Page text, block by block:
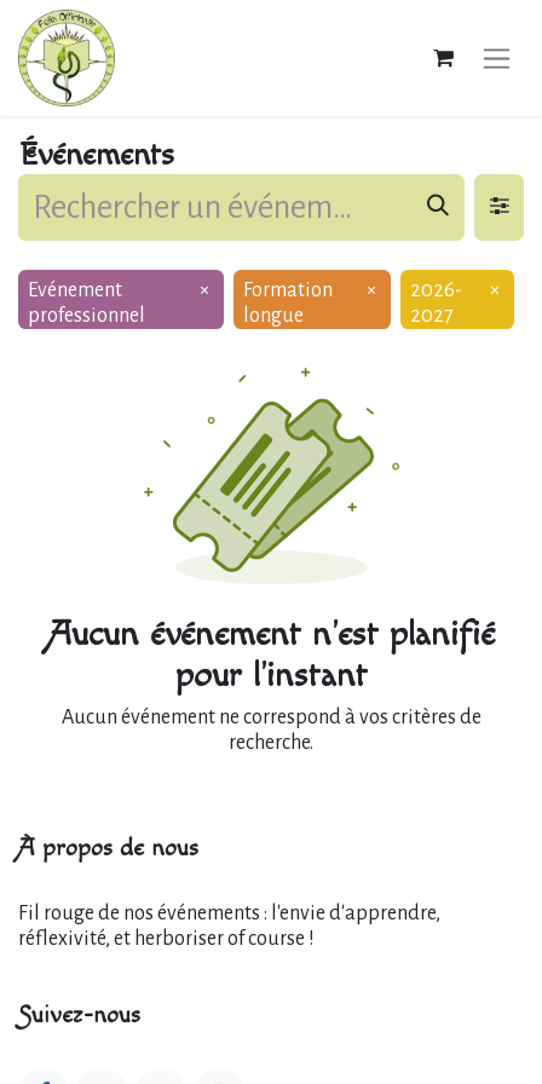
Événements
Evénement
professionnel
×
Formation
longue
×
2026-
2027
×
Aucun événement n'est planifié
pour l'instant
Aucun événement ne correspond à vos critères de
recherche.
À propos de nous
Fil rouge de nos événements : l'envie d'apprendre,
réflexivité, et herboriser of course !
Suivez-nous